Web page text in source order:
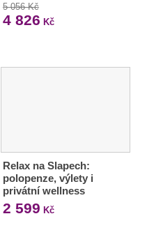
5 056 Kč
4 826 Kč
Relax na Slapech:
polopenze, výlety i
privátní wellness
2 599 Kč